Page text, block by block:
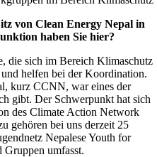
von Clean Energy Nepal in
haben Sie hier?
die sich im Bereich Klimaschutz
helfen bei der Koordination.
kurz CCNN, war eines der
gibt. Der Schwerpunkt hat sich
des Climate Action Network
gehören bei uns derzeit 25
Nepalese Youth for
umfasst.